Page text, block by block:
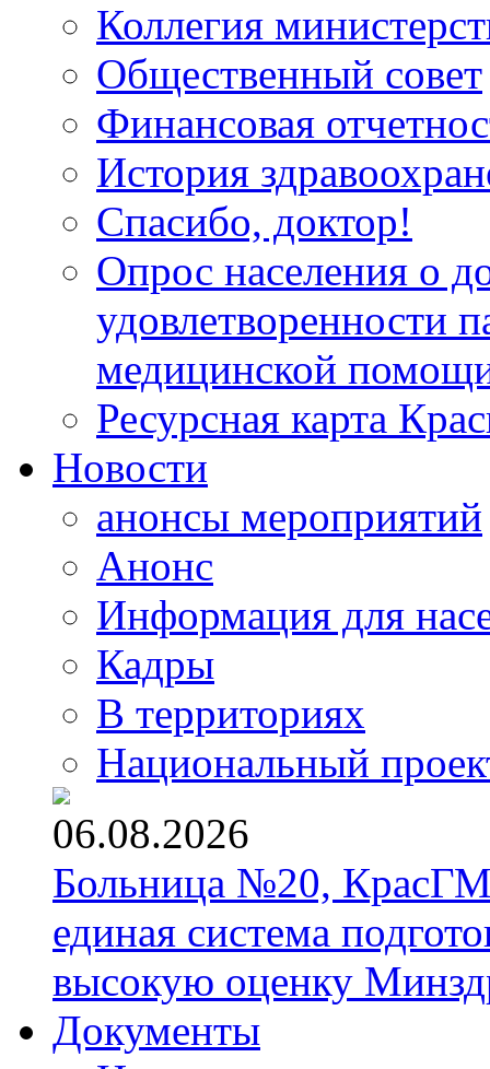
Коллегия
Общественный совет
Финансовая
История
Спасибо, доктор!
Опрос населения о
удовлетворенности
медицинской
Ресурсная карта
Новости
анонсы мероприятий
Анонс
Информация для
Кадры
В территориях
Национальный
06.08.2026
Больница №20,
единая система
высокую оценку
Документы